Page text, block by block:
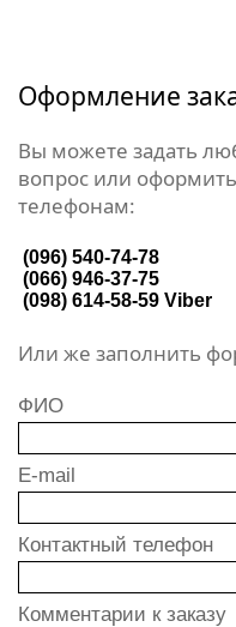
Оформление
Вы можете задать
вопрос или оформить
телефонам:
(096) 540-74-78
(066) 946-37-75
(098) 614-58-59 Viber
Или же заполнить
ФИО
E-mail
Контактный телефон
Комментарии к заказу